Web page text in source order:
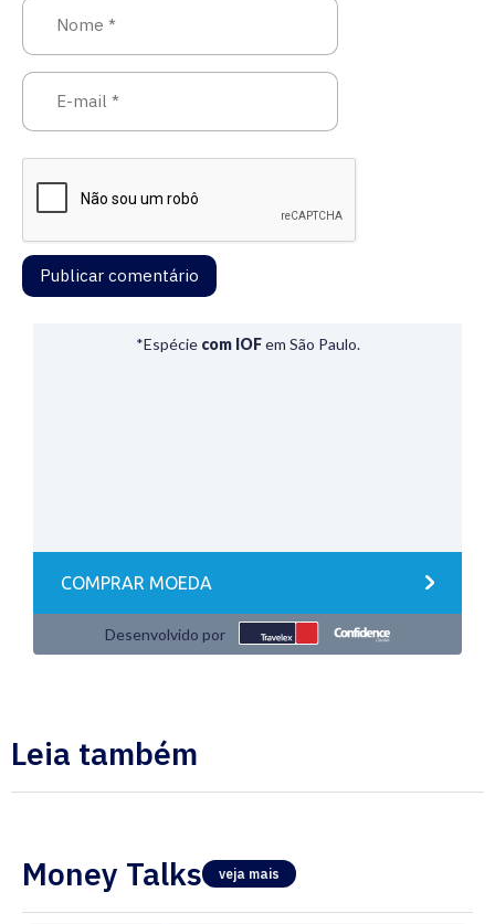
Leia também
Money Talks veja mais